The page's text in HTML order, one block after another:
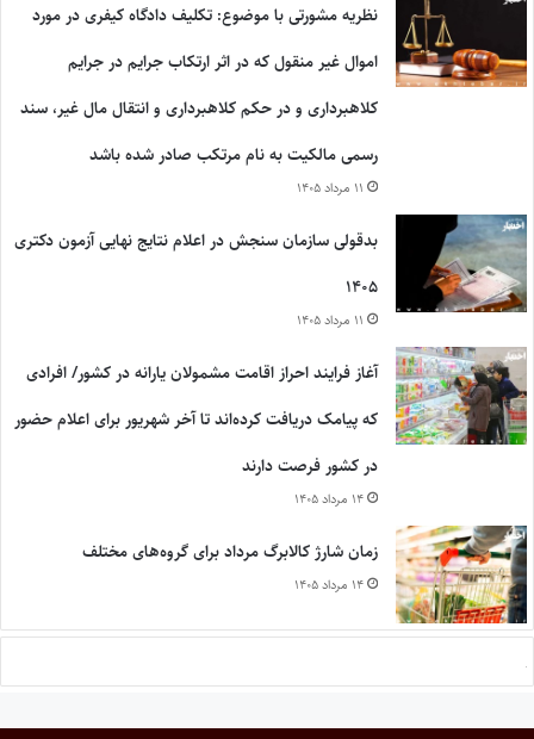
نظریه مشورتی با موضوع: تکلیف دادگاه کیفری در مورد
اموال غیر منقول که در اثر ارتکاب جرایم در جرایم
کلاهبرداری و در حکم کلاهبرداری و انتقال مال غیر، سند
رسمی مالکیت به نام مرتکب صادر شده باشد
۱۱ مرداد ۱۴۰۵
بدقولی سازمان سنجش در اعلام نتایج نهایی آزمون دکتری
۱۴۰۵
۱۱ مرداد ۱۴۰۵
آغاز فرایند احراز اقامت مشمولان یارانه در کشور/ افرادی
که پیامک دریافت کرده‌اند تا آخر شهریور برای اعلام حضور
در کشور فرصت دارند
۱۴ مرداد ۱۴۰۵
زمان شارژ کالابرگ مرداد برای گروه‌های مختلف
۱۴ مرداد ۱۴۰۵